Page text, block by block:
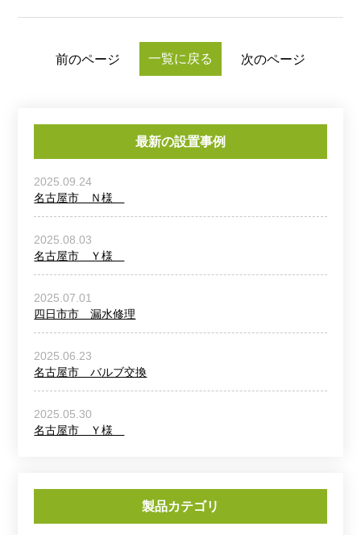
前のページ 一覧に戻る 次のページ
最新の設置事例
2025.09.24
名古屋市 Ｎ様
2025.08.03
名古屋市 Ｙ様
2025.07.01
四日市市 漏水修理
2025.06.23
名古屋市 バルブ交換
2025.05.30
名古屋市 Ｙ様
製品カテゴリ